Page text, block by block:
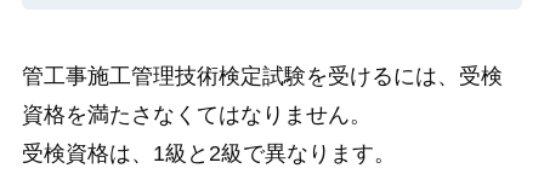
管工事施工管理技術検定試験を受けるには、受検
資格を満たさなくてはなりません。
受検資格は、1級と2級で異なります。